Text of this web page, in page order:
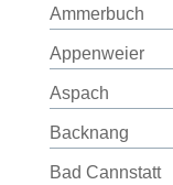
Ammerbuch
Appenweier
Aspach
Backnang
Bad Cannstatt